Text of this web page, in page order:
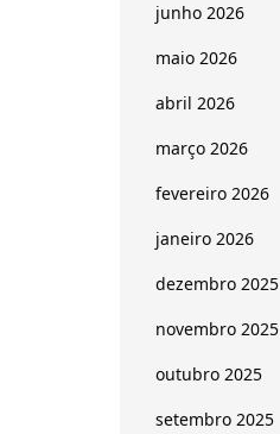
junho 2026
maio 2026
abril 2026
março 2026
fevereiro 2026
janeiro 2026
dezembro 2025
novembro 2025
outubro 2025
setembro 2025